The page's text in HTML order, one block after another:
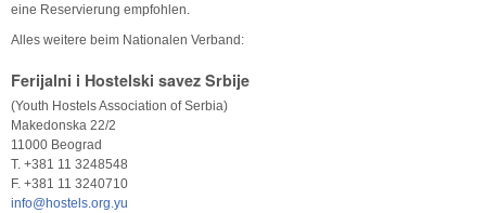
eine Reservierung empfohlen.
Alles weitere beim Nationalen Verband:
Ferijalni i Hostelski savez Srbije
(Youth Hostels Association of Serbia)
Makedonska 22/2
11000 Beograd
T. +381 11 3248548
F. +381 11 3240710
info@hostels.org.yu